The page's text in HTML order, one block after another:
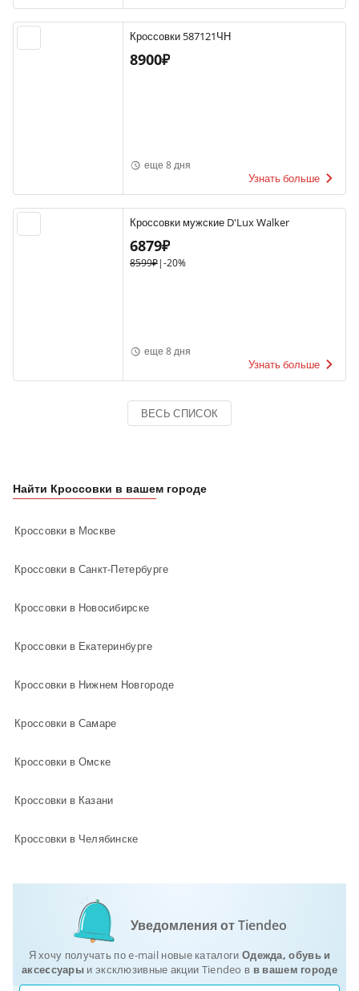
Кроссовки 587121ЧН
8900₽
еще 8 дня
Узнать больше
Кроссовки мужские D'Lux Walker
6879₽
8599₽|-20%
еще 8 дня
Узнать больше
ВЕСЬ СПИСОК
Найти Кроссовки в вашем городе
Кроссовки в Москве
Кроссовки в Санкт-Петербурге
Кроссовки в Новосибирске
Кроссовки в Екатеринбурге
Кроссовки в Нижнем Новгороде
Кроссовки в Самаре
Кроссовки в Омске
Кроссовки в Казани
Кроссовки в Челябинске
Уведомления от Tiendeo
Я хочу получать по e-mail новые каталоги Одежда, обувь и
аксеcсуары и эксклюзивные акции Tiendeo в в вашем городе